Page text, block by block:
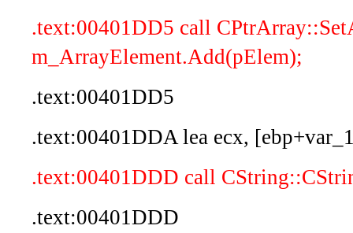
.text:00401DD5 call
m_ArrayElement.Add(pElem);
.text:00401DD5
.text:00401DDA lea ecx,
.text:00401DDD call
.text:00401DDD